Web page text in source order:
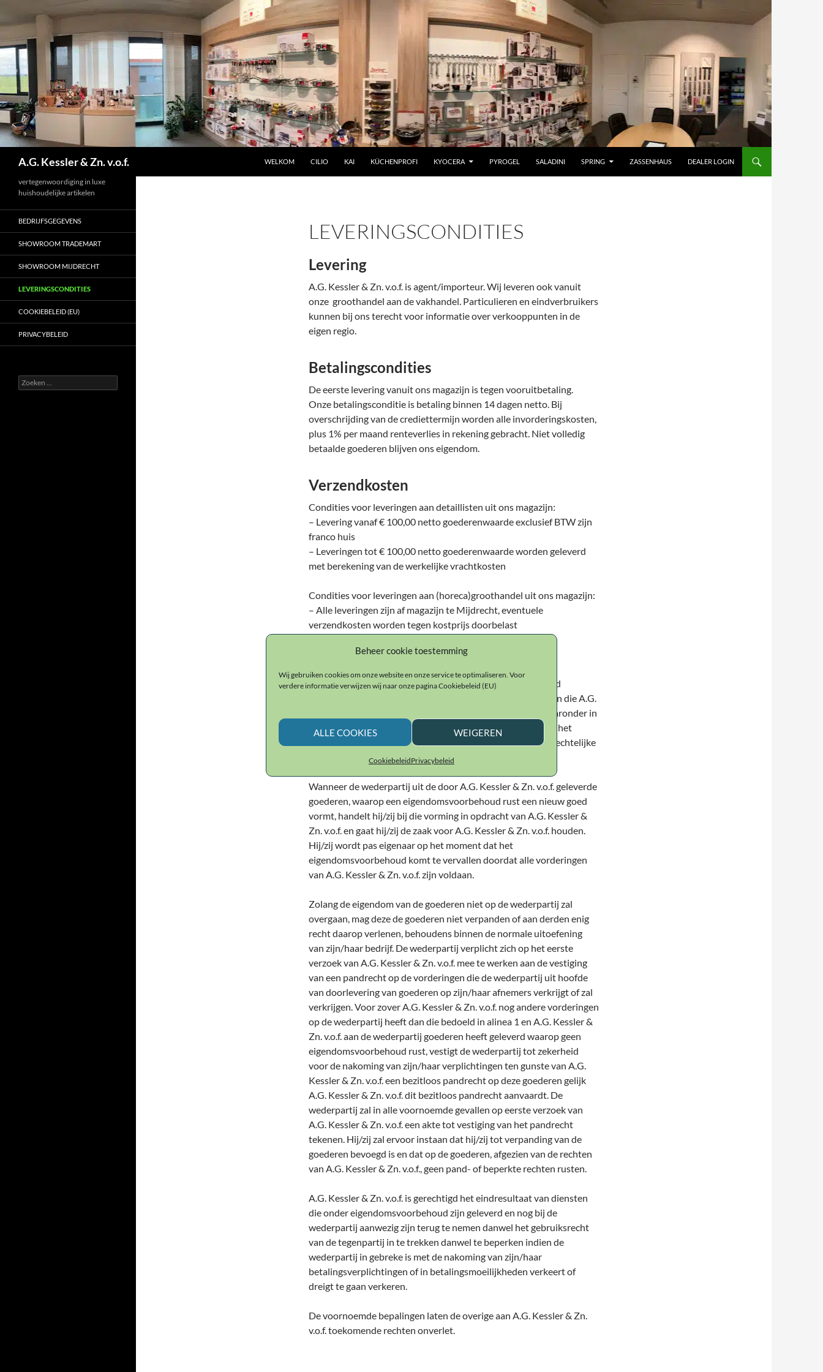
Beheer cookie toestemming
Wij gebruiken cookies om onze website en onze service te optimaliseren. Voor
verdere informatie verwijzen wij naar onze pagina Cookiebeleid (EU)
ALLE COOKIES WEIGEREN
CookiebeleidPrivacybeleid
inhoud
A.G. Kessler & Zn. v.o.f. WELKOM CILIO KAI KÜCHENPROFI KYOCERA PYROGEL SALADINI SPRING ZASSENHAUS DEALER LOGIN
LEVERINGSCONDITIES
Levering
A.G. Kessler & Zn. v.o.f. is agent/importeur. Wij leveren ook vanuit
onze groothandel aan de vakhandel. Particulieren en eindverbruikers
kunnen bij ons terecht voor informatie over verkooppunten in de
eigen regio.
Betalingscondities
De eerste levering vanuit ons magazijn is tegen vooruitbetaling.
Onze betalingsconditie is betaling binnen 14 dagen netto. Bij
overschrijding van de crediettermijn worden alle invorderingskosten,
plus 1% per maand renteverlies in rekening gebracht. Niet volledig
betaalde goederen blijven ons eigendom.
Verzendkosten
Condities voor leveringen aan detaillisten uit ons magazijn:
– Levering vanaf € 100,00 netto goederenwaarde exclusief BTW zijn
franco huis
– Leveringen tot € 100,00 netto goederenwaarde worden geleverd
met berekening van de werkelijke vrachtkosten
Condities voor leveringen aan (horeca)groothandel uit ons magazijn:
– Alle leveringen zijn af magazijn te Mijdrecht, eventuele
verzendkosten worden tegen kostprijs doorbelast
Alle geleverde en nog te leveren goederen blijven uitsluitend
eigendom van A.G. Kessler & Zn. v.o.f. totdat alle vorderingen die A.G.
op de wederpartij heeft of zal krijgen, waaronder in
ieder geval de vorderingen genoemd in artikel 3.92 lid 2 van het
Burgerlijk Wetboek aan rente en buitengerechtelijke en gerechtelijke
kosten volledig zijn betaald.
Wanneer de wederpartij uit de door A.G. Kessler & Zn. v.o.f.geleverde
goederen, waarop een eigendomsvoorbehoud rust een nieuw goed
vormt, handelt hij/zij bij die vorming in opdracht van A.G. Kessler &
Zn. v.o.f. en gaat hij/zij de zaak voor A.G. Kessler & Zn. v.o.f. houden.
Hij/zij wordt pas eigenaar op het moment dat het
eigendomsvoorbehoud komt te vervallen doordat alle vorderingen
van A.G. Kessler & Zn. v.o.f.zijn voldaan.
Zolang de eigendom van de goederen niet op de wederpartij zal
overgaan, mag deze de goederen niet verpanden of aan derden enig
recht daarop verlenen, behoudens binnen de normale uitoefening
van zijn/haar bedrijf. De wederpartij verplicht zich op het eerste
verzoek van A.G. Kessler & Zn. v.o.f. mee te werken aan de vestiging
van een pandrecht op de vorderingen die de wederpartij uit hoofde
van doorlevering van goederen op zijn/haar afnemers verkrijgt of zal
verkrijgen. Voor zover A.G. Kessler & Zn. v.o.f. nog andere vorderingen
op de wederpartij heeft dan die bedoeld in alinea 1 en A.G. Kessler &
Zn. v.o.f.aan de wederpartij goederen heeft geleverd waarop geen
eigendomsvoorbehoud rust, vestigt de wederpartij tot zekerheid
voor de nakoming van zijn/haar verplichtingen ten gunste van A.G.
Kessler & Zn. v.o.f.een bezitloos pandrecht op deze goederen gelijk
A.G. Kessler & Zn. v.o.f.dit bezitloos pandrecht aanvaardt. De
wederpartij zal in alle voornoemde gevallen op eerste verzoek van
A.G. Kessler & Zn. v.o.f.een akte tot vestiging van het pandrecht
tekenen. Hij/zij zal ervoor instaan dat hij/zij tot verpanding van de
goederen bevoegd is en dat op de goederen, afgezien van de rechten
van A.G. Kessler & Zn. v.o.f., geen pand- of beperkte rechten rusten.
A.G. Kessler & Zn. v.o.f. is gerechtigd het eindresultaat van diensten
die onder eigendomsvoorbehoud zijn geleverd en nog bij de
wederpartij aanwezig zijn terug te nemen danwel het gebruiksrecht
van de tegenpartij in te trekken danwel te beperken indien de
wederpartij in gebreke is met de nakoming van zijn/haar
betalingsverplichtingen of in betalingsmoeilijkheden verkeert of
dreigt te gaan verkeren.
De voornoemde bepalingen laten de overige aan A.G. Kessler & Zn.
v.o.f.toekomende rechten onverlet.
vertegenwoordiging in luxe
huishoudelijke artikelen
BEDRIJFSGEGEVENS
SHOWROOM TRADEMART
SHOWROOM MIJDRECHT
LEVERINGSCONDITIES
COOKIEBELEID (EU)
PRIVACYBELEID
Zoeken
naar: